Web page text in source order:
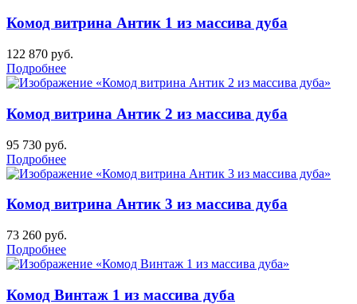
Комод витрина Антик 1 из массива дуба
122 870 руб.
Подробнее
Комод витрина Антик 2 из массива дуба
95 730 руб.
Подробнее
Комод витрина Антик 3 из массива дуба
73 260 руб.
Подробнее
Комод Винтаж 1 из массива дуба